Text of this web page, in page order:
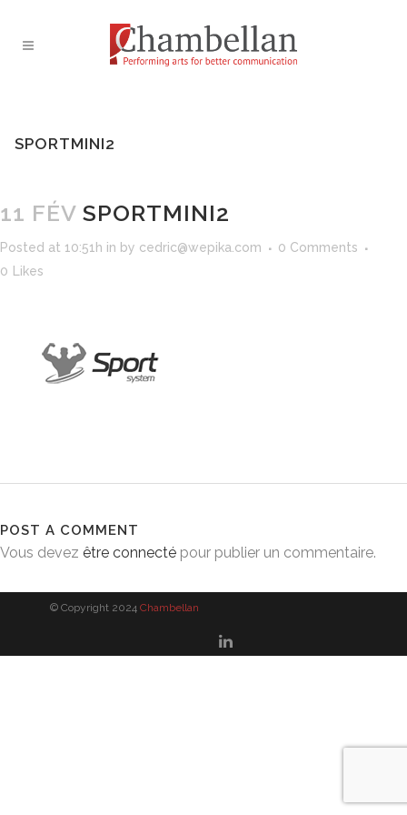
SPORTMINI2
11 FÉV SPORTMINI2
Posted at 10:51h in by cedric@wepika.com
0 Comments
0
Likes
POST A COMMENT
Vous devez être connecté pour publier un commentaire.
© Copyright 2024 Chambellan